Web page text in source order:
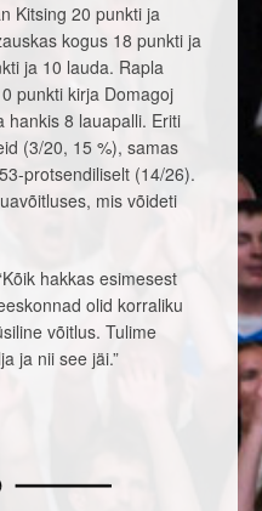
Kitsing 20 punkti ja
kogus 18 punkti ja
ja 10 lauda. Rapla
punkti kirja Domagoj
hankis 8 lauapalli. Eriti
(3/20, 15 %), samas
protsendiliselt (14/26).
mis võideti
hakkas esimesest
olid korraliku
võitlus. Tulime
ja nii see jäi.”